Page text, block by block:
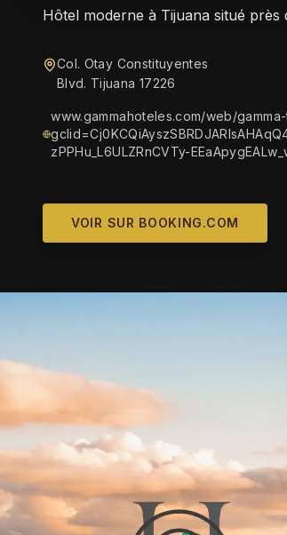
Hôtel moderne à Tijuana situé près
Col. Otay Constituyentes
Blvd. Tijuana 17226
www.gammahoteles.com/web/
zPPHu_L6ULZRnCVTy-
VOIR SUR BOOKING.COM